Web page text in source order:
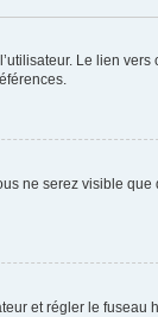
Le lien vers
ne serez visible
et régler le fuseau